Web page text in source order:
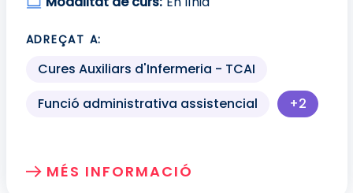
ADREÇAT A:
Cures Auxiliars d'Infermeria - TCAI
Funció administrativa assistencial
+2
Més
MÉS INFORMACIÓ
SOBRE: CONCEPTES BÀSICS SOBRE